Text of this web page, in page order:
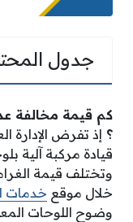
جدول
كم قيمة مخالفة
؟ إذ تفرض الإدارة
قيادة مركبة آلية
وتختلف قيمة
خلال موقع خدمات
وضوح اللوحات